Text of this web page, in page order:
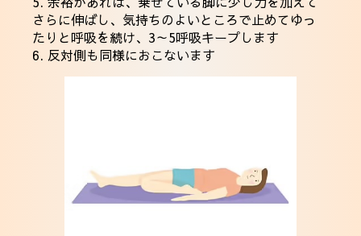
さらに伸ばし、気持ちのよいところで止めてゆっ
たりと呼吸を続け、3～5呼吸キープします
6. 反対側も同様におこないます